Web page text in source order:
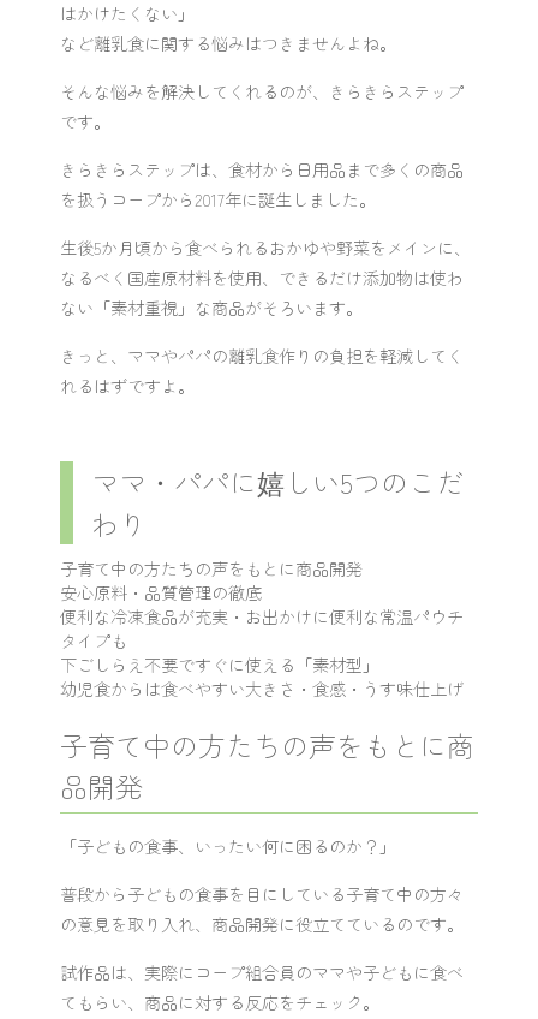
はかけたくない」
など離乳食に関する悩みはつきませんよね。
そんな悩みを解決してくれるのが、きらきらステップ
です。
きらきらステップは、食材から日用品まで多くの商品
を扱うコープから2017年に誕生しました。
生後5か月頃から食べられるおかゆや野菜をメインに、
なるべく国産原材料を使用、できるだけ添加物は使わ
ない「素材重視」な商品がそろいます。
きっと、ママやパパの離乳食作りの負担を軽減してく
れるはずですよ。
ママ・パパに嬉しい5つのこだ
わり
子育て中の方たちの声をもとに商品開発
安心原料・品質管理の徹底
便利な冷凍食品が充実・お出かけに便利な常温パウチ
タイプも
下ごしらえ不要ですぐに使える「素材型」
幼児食からは食べやすい大きさ・食感・うす味仕上げ
子育て中の方たちの声をもとに商
品開発
「子どもの食事、いったい何に困るのか？」
普段から子どもの食事を目にしている子育て中の方々
の意見を取り入れ、商品開発に役立てているのです。
試作品は、実際にコープ組合員のママや子どもに食べ
てもらい、商品に対する反応をチェック。